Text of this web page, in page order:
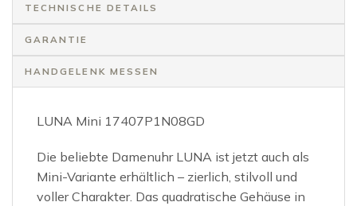
TECHNISCHE DETAILS
GARANTIE
HANDGELENK MESSEN
LUNA Mini 17407P1N08GD
Die beliebte Damenuhr LUNA ist jetzt auch als
Mini-Variante erhältlich – zierlich, stilvoll und
voller Charakter. Das quadratische Gehäuse in